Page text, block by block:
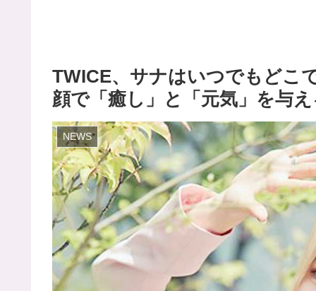
TWICE、サナはいつでもどこ
顔で「癒し」と「元気」を与
NEWS